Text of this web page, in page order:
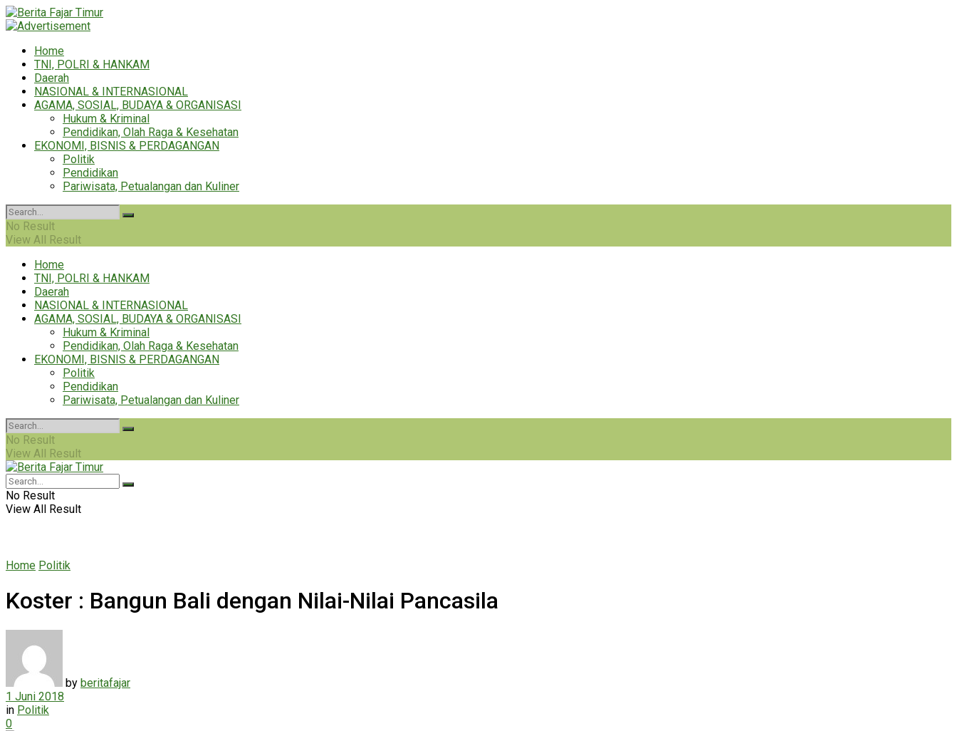
Home
TNI, POLRI & HANKAM
Daerah
NASIONAL & INTERNASIONAL
AGAMA, SOSIAL, BUDAYA & ORGANISASI
Hukum & Kriminal
Pendidikan, Olah Raga & Kesehatan
EKONOMI, BISNIS & PERDAGANGAN
Politik
Pendidikan
Pariwisata, Petualangan dan Kuliner
No Result
View All Result
Home
TNI, POLRI & HANKAM
Daerah
NASIONAL & INTERNASIONAL
AGAMA, SOSIAL, BUDAYA & ORGANISASI
Hukum & Kriminal
Pendidikan, Olah Raga & Kesehatan
EKONOMI, BISNIS & PERDAGANGAN
Politik
Pendidikan
Pariwisata, Petualangan dan Kuliner
No Result
View All Result
No Result
View All Result
Home Politik
Koster : Bangun Bali dengan Nilai-Nilai Pancasila
by beritafajar
1 Juni 2018
in Politik
0